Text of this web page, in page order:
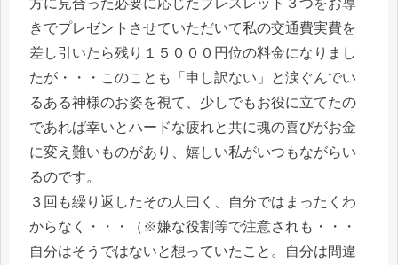
方に見合った必要に応じたブレスレット３つをお導
きでプレゼントさせていただいて私の交通費実費を
差し引いたら残り１５０００円位の料金になりまし
たが・・・このことも「申し訳ない」と涙ぐんでい
るある神様のお姿を視て、少しでもお役に立てたの
であれば幸いとハードな疲れと共に魂の喜びがお金
に変え難いものがあり、嬉しい私がいつもながらい
るのです。
３回も繰り返したその人曰く、自分ではまったくわ
からなく・・・（※嫌な役割等で注意されも・・・
自分はそうではないと想っていたこと。自分は間違